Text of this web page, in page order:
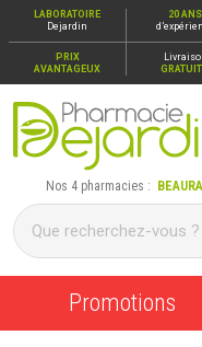
LABORATOIRE
Dejardin
20 ANS
PRIX
AVANTAGEUX
Pharmacie Dejardin
Nos 4 pharmacies :
Promotions